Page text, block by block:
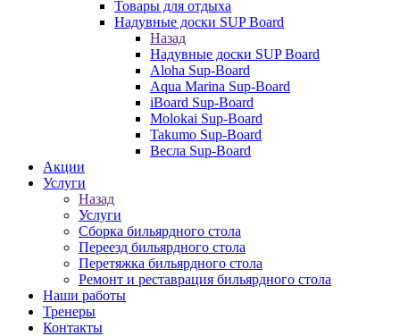
Товары для отдыха
Надувные доски SUP Board
Назад
Надувные доски SUP Board
Aloha Sup-Board
Aqua Marina Sup-Board
iBoard Sup-Board
Molokai Sup-Board
Takumo Sup-Board
Весла Sup-Board
Акции
Услуги
Назад
Услуги
Сборка бильярдного стола
Переезд бильярдного стола
Перетяжка бильярдного стола
Ремонт и реставрация бильярдного стола
Наши работы
Тренеры
Контакты